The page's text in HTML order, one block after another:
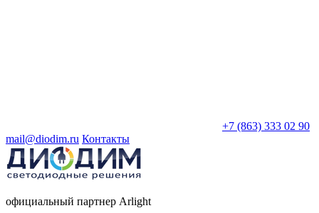
+7 (863) 333 02 90
mail@diodim.ru Контакты
официальный партнер Arlight